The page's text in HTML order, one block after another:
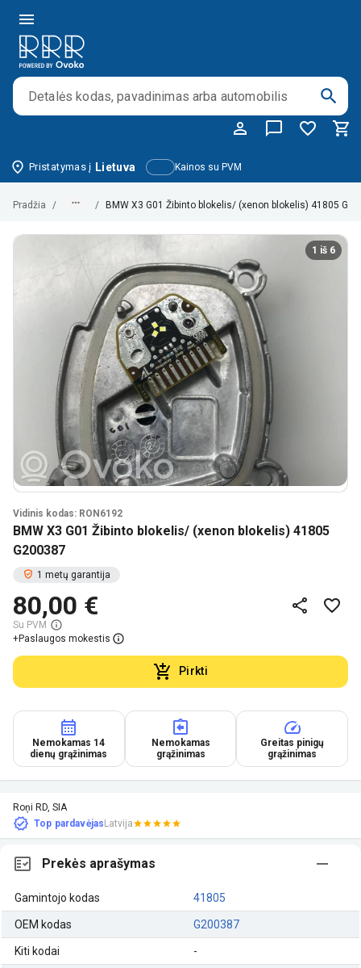
Kainos su PVM
Pristatymas į Lietuva
Pradžia / / BMW X3 G01 Žibinto blokelis/ (xenon blokelis) 41805
1 iš 6
Vidinis kodas: RON6192
BMW X3 G01 Žibinto blokelis/ (xenon blokelis) 41805
G200387
1 metų garantija
80,00 €
Su PVM
+Paslaugos mokestis
Pirkti
Nemokamas 14
dienų grąžinimas
Nemokamas
grąžinimas
Greitas pinigų
grąžinimas
Roņi RD, SIA
Top pardavėjasLatvija
Prekės aprašymas
Gamintojo kodas 41805
OEM kodas G200387
Kiti kodai -